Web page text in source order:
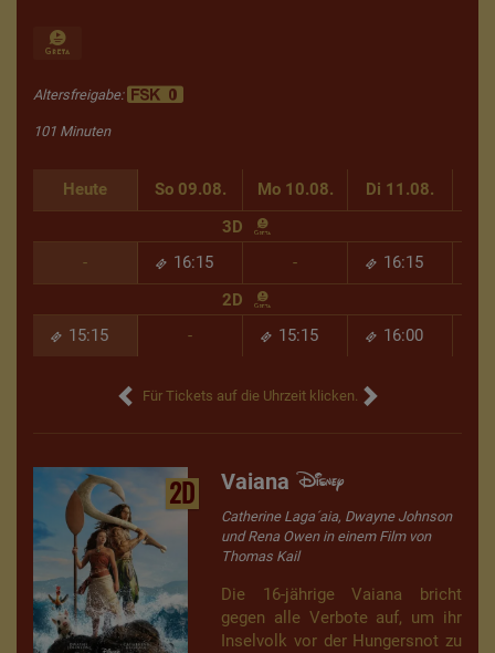
Altersfreigabe:
101 Minuten
Heute So 09.08. Mo 10.08. Di 11.08.
- 16:15 - 16:15
15:15 - 15:15 16:00
3D
2D
Für Tickets auf die Uhrzeit klicken.
2D Vaiana
Catherine Laga´aia, Dwayne Johnson
und Rena Owen in einem Film von
Thomas Kail
Die 16-jährige Vaiana bricht
gegen alle Verbote auf, um ihr
Inselvolk vor der Hungersnot zu